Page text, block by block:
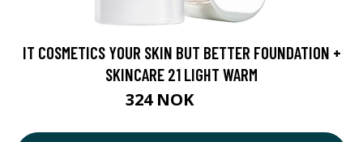
IT COSMETICS YOUR SKIN BUT BETTER FOUNDATION +
SKINCARE 21 LIGHT WARM
324 NOK